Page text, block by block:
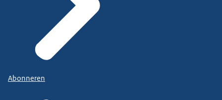
Abonneren